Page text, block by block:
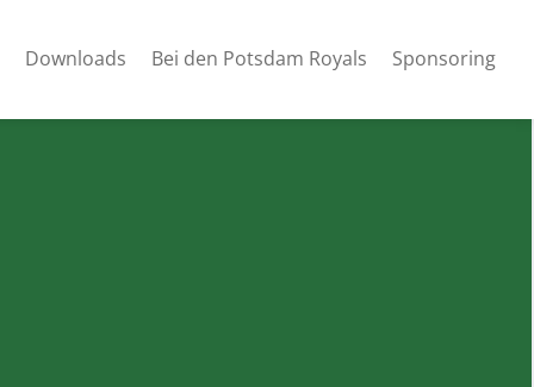
Downloads Bei den Potsdam Royals Sponsoring